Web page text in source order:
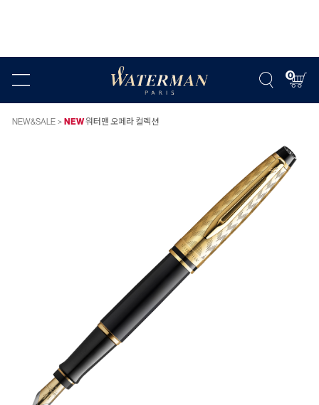
0
NEW&SALE NEW워터맨 오페라 컬렉션